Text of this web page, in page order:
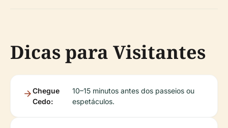
Dicas para Visitantes
Chegue
Cedo:
10–15 minutos antes dos passeios ou
espetáculos.